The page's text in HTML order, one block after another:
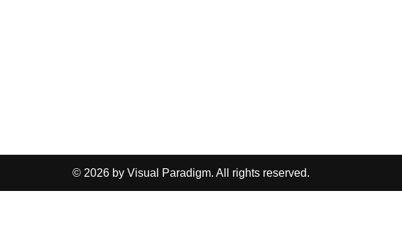
© 2026 by Visual Paradigm. All rights reserved.